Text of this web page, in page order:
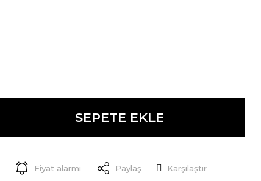
SEPETE EKLE
Fiyat alarmı Paylaş Karşılaştır